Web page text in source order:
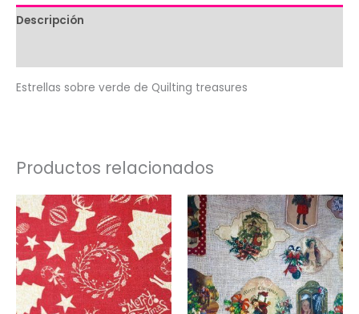
Descripción
Estrellas sobre verde de Quilting treasures
Productos relacionados